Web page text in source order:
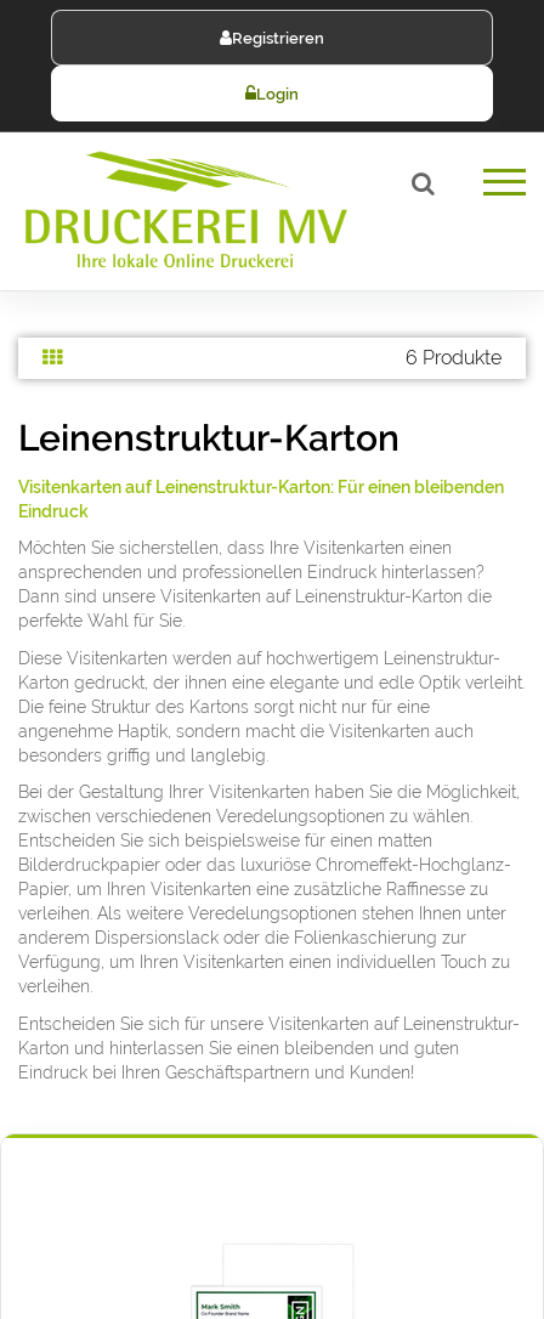
Registrieren
Login
6 Produkte
Leinenstruktur-Karton
Visitenkarten auf Leinenstruktur-Karton: Für einen bleibenden
Eindruck
Möchten Sie sicherstellen, dass Ihre Visitenkarten einen
ansprechenden und professionellen Eindruck hinterlassen?
Dann sind unsere Visitenkarten auf Leinenstruktur-Karton die
perfekte Wahl für Sie.
Diese Visitenkarten werden auf hochwertigem Leinenstruktur-
Karton gedruckt, der ihnen eine elegante und edle Optik verleiht.
Die feine Struktur des Kartons sorgt nicht nur für eine
angenehme Haptik, sondern macht die Visitenkarten auch
besonders griffig und langlebig.
Bei der Gestaltung Ihrer Visitenkarten haben Sie die Möglichkeit,
zwischen verschiedenen Veredelungsoptionen zu wählen.
Entscheiden Sie sich beispielsweise für einen matten
Bilderdruckpapier oder das luxuriöse Chromeffekt-Hochglanz-
Papier, um Ihren Visitenkarten eine zusätzliche Raffinesse zu
verleihen. Als weitere Veredelungsoptionen stehen Ihnen unter
anderem Dispersionslack oder die Folienkaschierung zur
Verfügung, um Ihren Visitenkarten einen individuellen Touch zu
verleihen.
Entscheiden Sie sich für unsere Visitenkarten auf Leinenstruktur-
Karton und hinterlassen Sie einen bleibenden und guten
Eindruck bei Ihren Geschäftspartnern und Kunden!